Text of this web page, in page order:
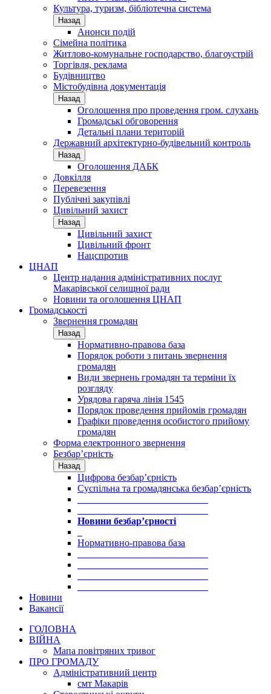
Культура, туризм, бібліотечна система
Назад
Анонси подій
Сімейна політика
Житлово-комунальне господарство, благоустрій
Торгівля, реклама
Будівництво
Містобудівна документація
Назад
Оголошення про проведення гром. слухань
Громадські обговорення
Детальні плани територій
Державний архітектурно-будівельний контроль
Назад
Оголошення ДАБК
Довкілля
Перевезення
Публічні закупівлі
Цивільний захист
Назад
Цивільний захист
Цивільний фронт
Нацспротив
ЦНАП
Центр надання адміністративних послуг
Макарівської селищної ради
Новини та оголошення ЦНАП
Громадськості
Звернення громадян
Назад
Нормативно-правова база
Порядок роботи з питань звернення
громадян
Види звернень громадян та терміни їх
розгляду
Урядова гаряча лінія 1545
Порядок проведення прийомів громадян
Графіки проведення особистого прийому
громадян
Форма електронного звернення
Безбар’єрність
Назад
Цифрова безбар’єрність
Суспільна та громадянська безбар’єрність
Новини безбар’єрності
Нормативно-правова база
Новини
Вакансії
ГОЛОВНА
ВІЙНА
Мапа повітряних тривог
ПРО ГРОМАДУ
Aдміністративний центр
смт Макарів